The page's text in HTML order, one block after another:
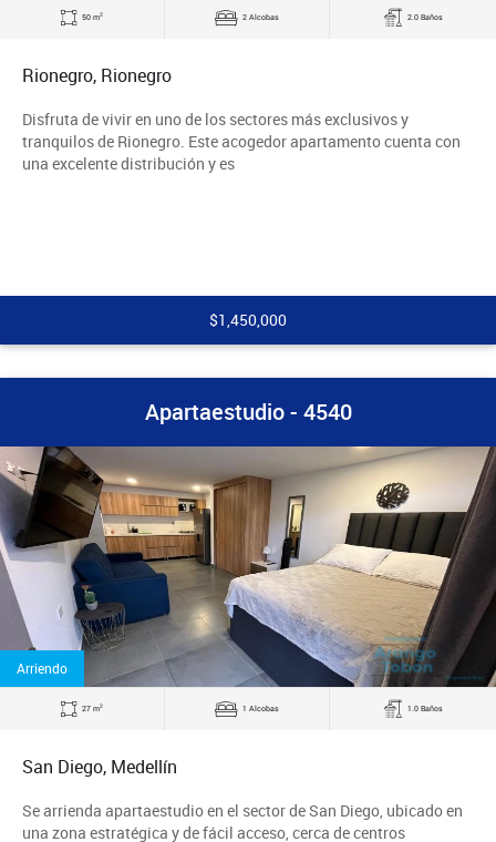
50 m2 2 Alcobas 2.0 Baños
Rionegro, Rionegro
Disfruta de vivir en uno de los sectores más exclusivos y
tranquilos de Rionegro. Este acogedor apartamento cuenta con
una excelente distribución y es
$1,450,000
Apartaestudio - 4540
Arriendo
27 m2 1 Alcobas 1.0 Baños
San Diego, Medellín
Se arrienda apartaestudio en el sector de San Diego, ubicado en
una zona estratégica y de fácil acceso, cerca de centros